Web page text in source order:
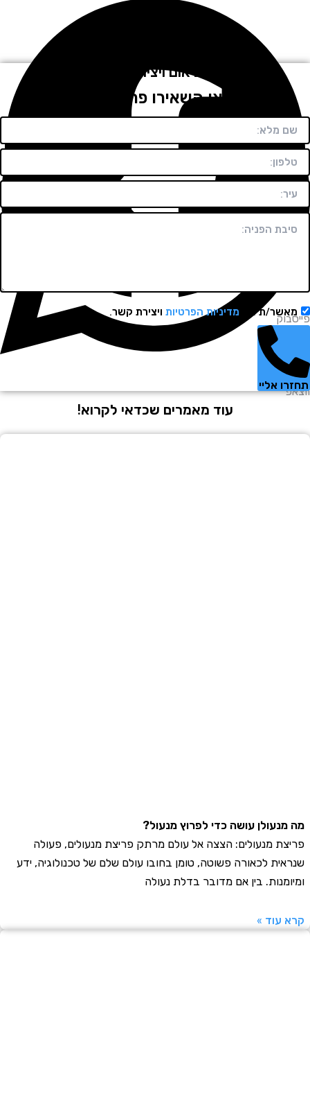
לתיאום ויצירת קשר
חייגו או השאירו פרטים בטופס!
ת אתמדיניות הפרטיותויצירת קשר.
אליי
עוד מאמרים שכדאי לקרוא!
עושה כדי לפרוץ מנעול?
מנעולים: הצצה אל עולם מרתק פריצת מנעולים, פעולה
לכאורה פשוטה, טומן בחובו עולם שלם של טכנולוגיה, ידע
בין אם מדובר בדלת נעולה
»